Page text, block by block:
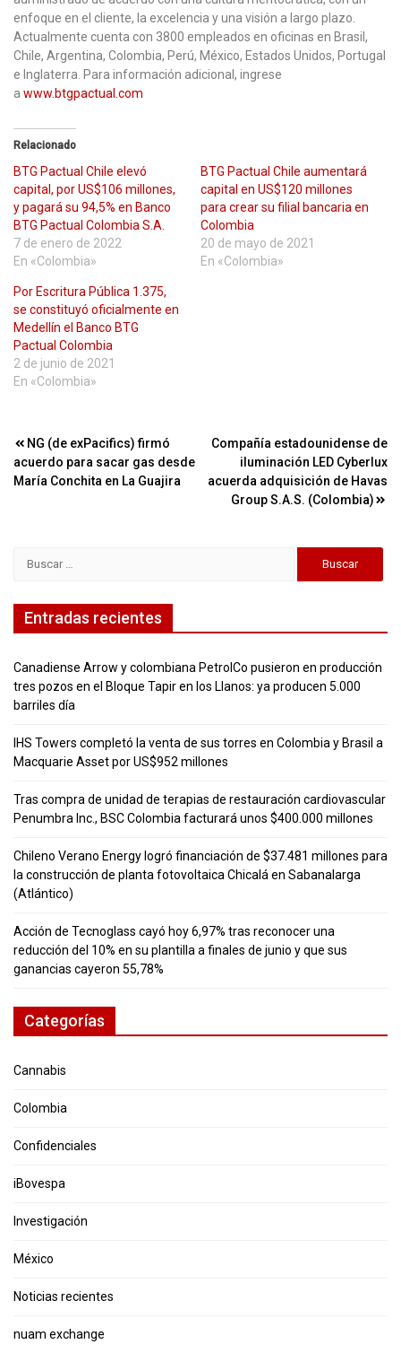
enfoque en el cliente, la excelencia y una visión a largo plazo.
Actualmente cuenta con 3800 empleados en oficinas en Brasil,
Chile, Argentina, Colombia, Perú, México, Estados Unidos, Portugal
e Inglaterra. Para información adicional, ingrese
a www.btgpactual.com
Relacionado
BTG Pactual Chile elevó
capital, por US$106 millones,
y pagará su 94,5% en Banco
BTG Pactual Colombia S.A.
7 de enero de 2022
En «Colombia»
BTG Pactual Chile aumentará
capital en US$120 millones
para crear su filial bancaria en
Colombia
20 de mayo de 2021
En «Colombia»
Por Escritura Pública 1.375,
se constituyó oficialmente en
Medellín el Banco BTG
Pactual Colombia
2 de junio de 2021
En «Colombia»
Navegación
de
NG (de exPacifics) firmó
acuerdo para sacar gas desde
María Conchita en La Guajira
Compañía estadounidense de
iluminación LED Cyberlux
acuerda adquisición de Havas
Group S.A.S. (Colombia)
Entradas recientes
Canadiense Arrow y colombiana PetrolCo pusieron en producción
tres pozos en el Bloque Tapir en los Llanos: ya producen 5.000
barriles día
IHS Towers completó la venta de sus torres en Colombia y Brasil a
Macquarie Asset por US$952 millones
Tras compra de unidad de terapias de restauración cardiovascular
Penumbra Inc., BSC Colombia facturará unos $400.000 millones
Chileno Verano Energy logró financiación de $37.481 millones para
la construcción de planta fotovoltaica Chicalá en Sabanalarga
(Atlántico)
Acción de Tecnoglass cayó hoy 6,97% tras reconocer una
reducción del 10% en su plantilla a finales de junio y que sus
ganancias cayeron 55,78%
Categorías
Cannabis
Colombia
Confidenciales
iBovespa
Investigación
México
Noticias recientes
nuam exchange